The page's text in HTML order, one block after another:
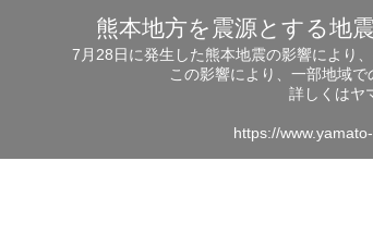
熊本地方を震源とする地
7月28日に発生した熊本地震の影響により
この影響により、一部地域
詳しくはヤ
https://